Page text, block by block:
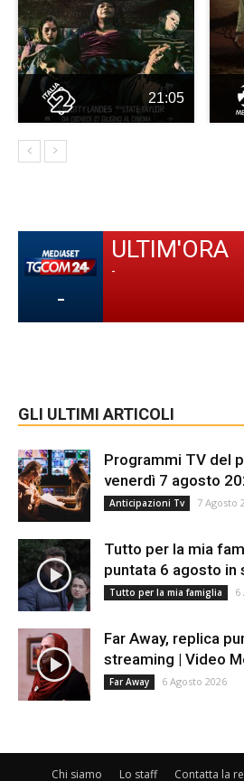
21:05
-
ULTIM'ORA
-
GLI ULTIMI ARTICOLI
Programmi TV del
venerdì 7 agosto
Anticipazioni Tv 7 Agosto
Tutto per la mia
puntata 6 agosto in
Tutto per la mia famiglia 6
Far Away, replica
streaming | Video
Far Away 6 Agosto 2026
Chi siamo Lo staff Contatta la